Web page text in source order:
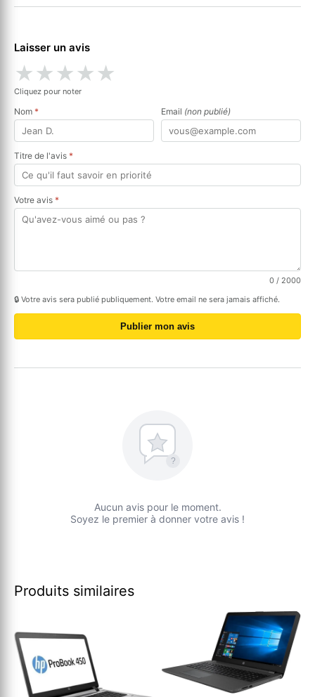
Laisser un avis
★★★★★
Cliquez pour noter
Nom * Email (non publié)
Titre de l'avis *
Votre avis *
0 / 2000
🔒 Votre avis sera publié publiquement. Votre email ne sera jamais affiché.
Publier mon avis
?
Aucun avis pour le moment.
Soyez le premier à donner votre avis !
Produits similaires